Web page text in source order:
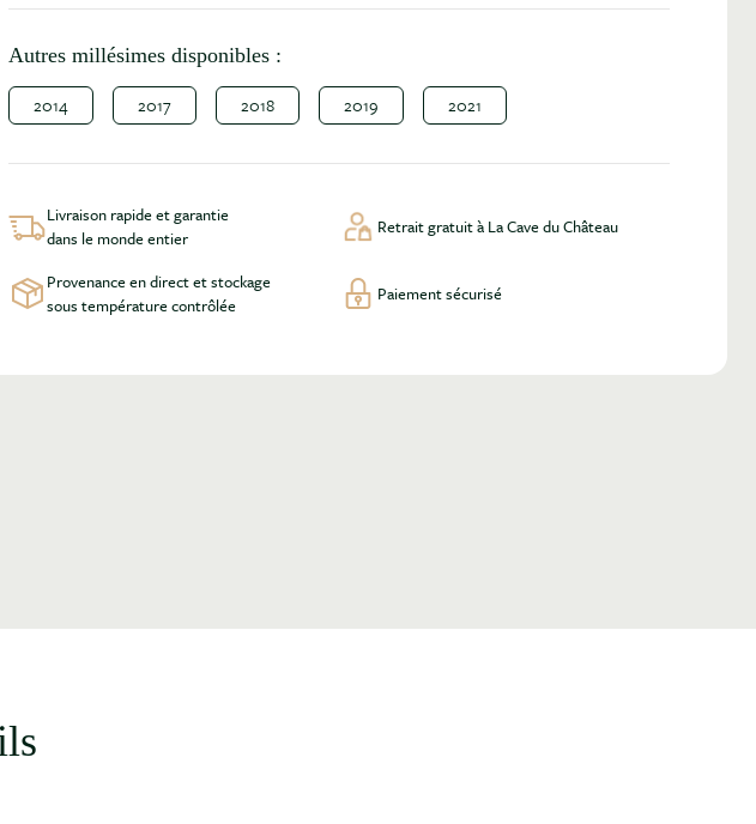
Autres millésimes disponibles :
2014 2017 2018 2019 2021
Livraison rapide et garantie
dans le monde entier
Retrait gratuit à La Cave du Château
Provenance en direct et stockage
sous température contrôlée
Paiement sécurisé